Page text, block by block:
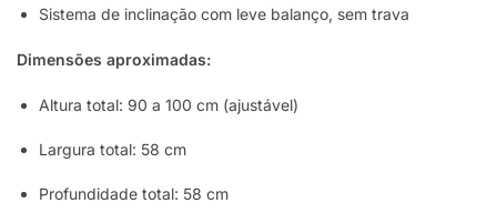
Sistema de inclinação com leve balanço, sem trava
Dimensões aproximadas:
Altura total: 90 a 100 cm (ajustável)
Largura total: 58 cm
Profundidade total: 58 cm